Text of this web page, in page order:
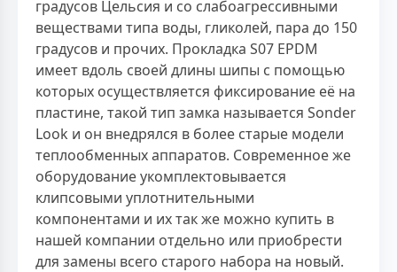
градусов Цельсия и со слабоагрессивными
веществами типа воды, гликолей, пара до 150
градусов и прочих. Прокладка S07 EPDM
имеет вдоль своей длины шипы с помощью
которых осуществляется фиксирование её на
пластине, такой тип замка называется Sonder
Look и он внедрялся в более старые модели
теплообменных аппаратов. Современное же
оборудование укомплектовывается
клипсовыми уплотнительными
компонентами и их так же можно купить в
нашей компании отдельно или приобрести
для замены всего старого набора на новый.